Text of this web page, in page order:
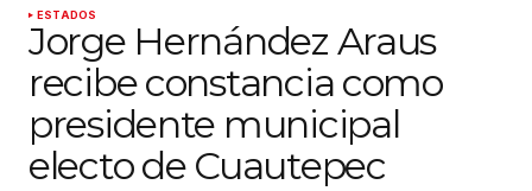
ESTADOS
Jorge Hernández Araus
recibe constancia como
presidente municipal
electo de Cuautepec